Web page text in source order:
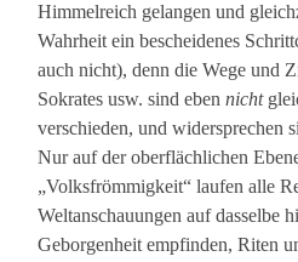
Himmelreich gelangen und
Wahrheit ein bescheidenes
auch nicht), denn die Wege und
Sokrates usw. sind ebennicht
verschieden, und widersprechen
Nur auf der oberflächlichen
„Volksfrömmigkeit“ laufen alle
Weltanschauungen auf dasselbe
Geborgenheit empfinden, Riten